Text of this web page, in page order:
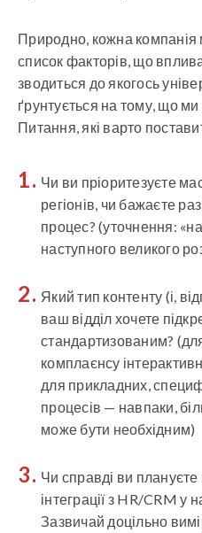
Природно, кожна компанія
список факторів, що
зводиться до якогось
ґрунтується на тому, що
Питання, які варто
Чи ви пріоритезуєте
регіонів, чи бажаєте
процес? (уточнення:
наступного великого
Який тип контенту (і,
ваш відділ хочете
стандартизованим?
комплаєнсу
для прикладних,
процесів — навпаки,
може бути необхідним)
Чи справді ви
інтеграції з HR/CRM у
Зазвичай доцільно